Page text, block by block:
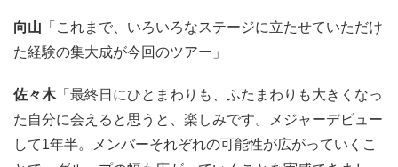
向山 「これまで、いろいろなステージに立たせていただけ
た経験の集大成が今回のツアー」
佐々木「最終日にひとまわりも、ふたまわりも大きくなっ
た自分に会えると思うと、楽しみです。メジャーデビュー
して1年半。メンバーそれぞれの可能性が広がっていくこ